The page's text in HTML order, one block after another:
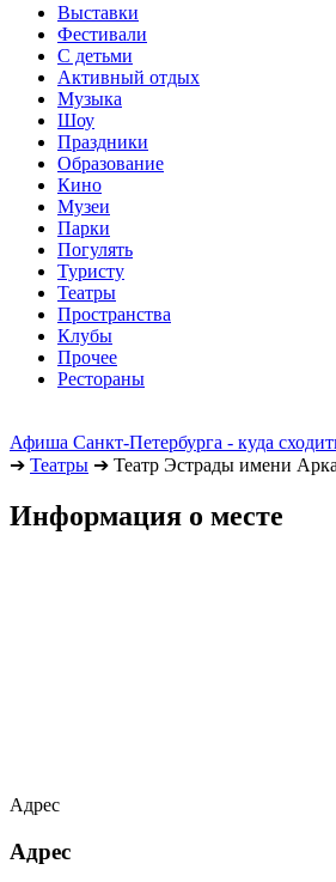
Выставки
Фестивали
С детьми
Активный отдых
Музыка
Шоу
Праздники
Образование
Кино
Музеи
Парки
Погулять
Туристу
Театры
Пространства
Клубы
Прочее
Рестораны
Афиша Санкт-Петербурга - куда
➔ Театры ➔ Театр Эстрады имени
Информация о месте
Адрес
Адрес